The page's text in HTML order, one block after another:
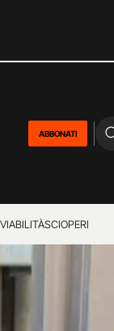
ABBONATI
SCIOPERI